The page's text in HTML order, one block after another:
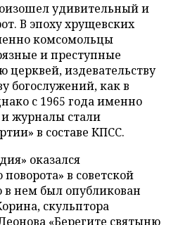
удивительный и
В эпоху хрущевских
комсомольцы
и преступные
издевательству
богослужений, как в
с 1965 года именно
журналы стали
в составе КПСС.
оказался
в советской
нем был опубликован
скульптора
«Берегите святыню